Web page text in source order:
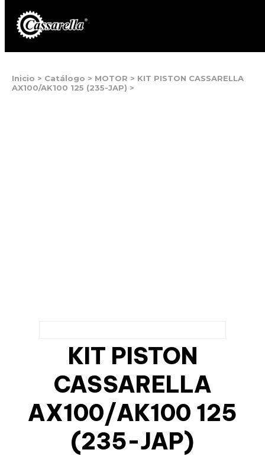
Inicio > Catálogo > MOTOR > KIT PISTON CASSARELLA
AX100/AK100 125 (235-JAP) >
KIT PISTON
CASSARELLA
AX100/AK100 125
(235-JAP)